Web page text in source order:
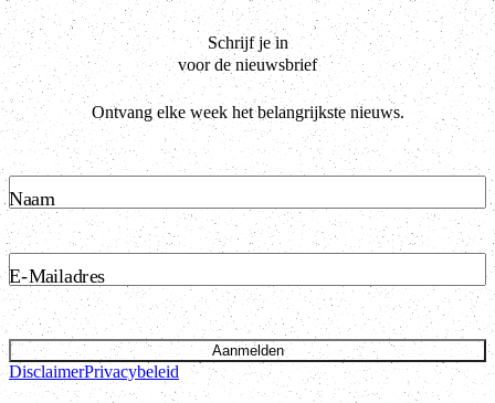
Schrijf je in
voor de nieuwsbrief
Ontvang elke week het belangrijkste nieuws.
Naam
E-Mailadres
Aanmelden
DisclaimerPrivacybeleid